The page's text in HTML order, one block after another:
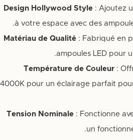
Design Hollywood Style : Ajoutez
à votre espace avec des
Matériau de Qualité : Fabriqué en
ampoules LED pour
Température de Couleur :
4000K pour un éclairage parfait
Tension Nominale : Fonctionne
un